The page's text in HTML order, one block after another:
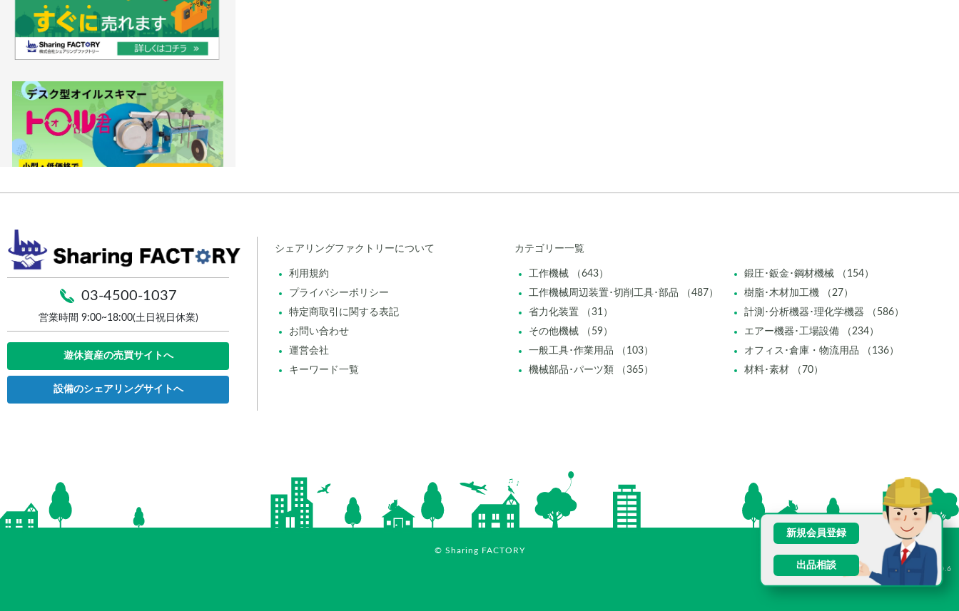
新規会員登録
出品相談
03-4500-1037
営業時間 9:00~18:00(土日祝日休業)
遊休資産の売買サイトへ
設備のシェアリングサイトへ
シェアリングファクトリーについて
利用規約
プライバシーポリシー
特定商取引に関する表記
お問い合わせ
運営会社
キーワード一覧
カテゴリー一覧
工作機械 （643）
鍛圧･鈑金･鋼材機械 （154）
工作機械周辺装置･切削工具･部品 （487）
樹脂･木材加工機 （27）
省力化装置 （31）
計測･分析機器･理化学機器 （586）
その他機械 （59）
エアー機器･工場設備 （234）
一般工具･作業用品 （103）
オフィス･倉庫・物流用品 （136）
機械部品･パーツ類 （365）
材料･素材 （70）
© Sharing FACTORY
V2.0.6